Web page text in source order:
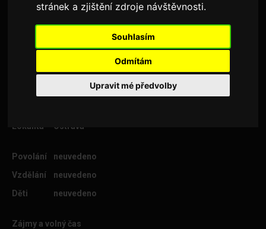
stránek a zjištění zdroje návštěvnosti.
Souhlasím
Odmítám
Upravit mé předvolby
Brunette
Hledám zde vážný vztah.
Lokalita
Ostrava
Povolání
neuvedeno
Vzdělání
neuvedeno
Děti
neuvedeno
Zájmy a volný čas